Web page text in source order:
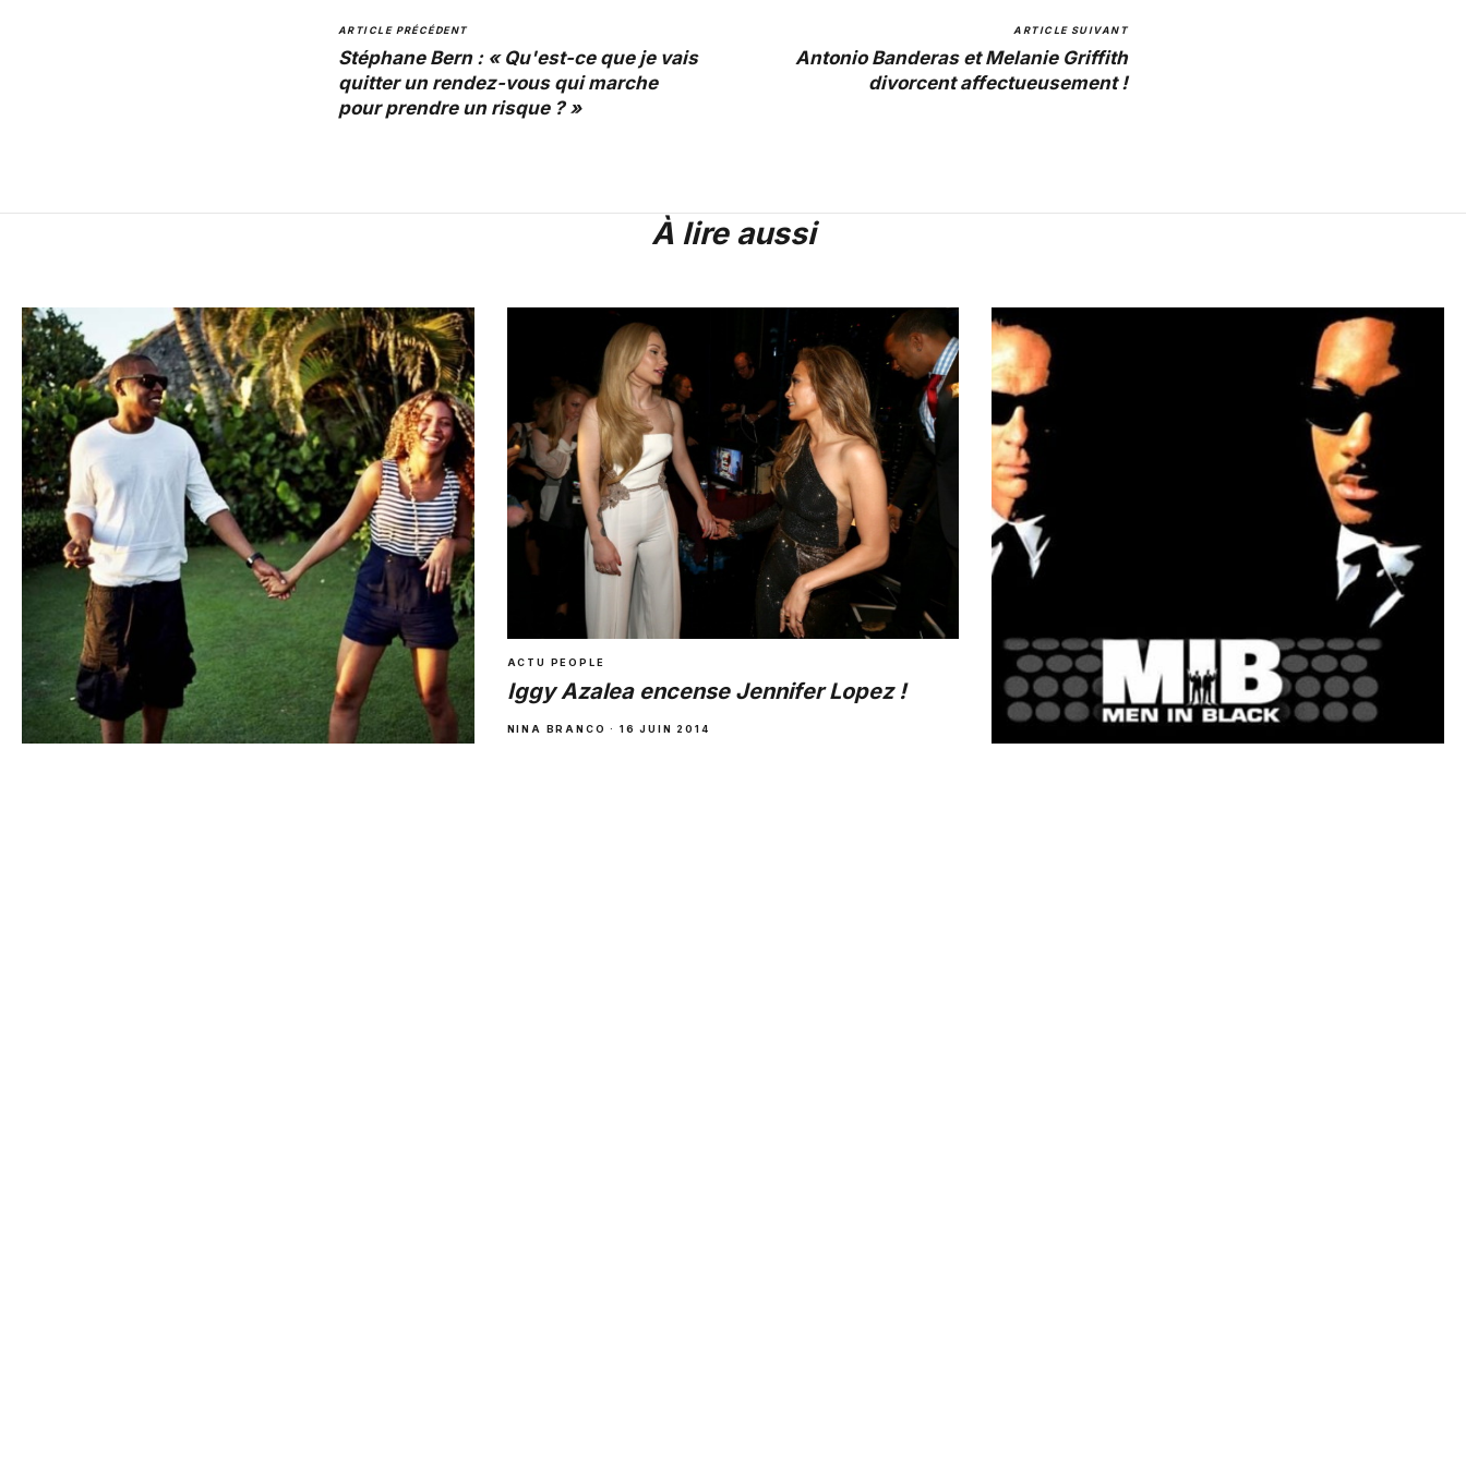
ARTICLE PRÉCÉDENT
Stéphane Bern : « Qu'est-ce que je vais
quitter un rendez-vous qui marche
pour prendre un risque ? »
ARTICLE SUIVANT
Antonio Banderas et Melanie Griffith
divorcent affectueusement !
À lire aussi
ACTU PEOPLE
Iggy Azalea encense Jennifer Lopez !
NINA BRANCO · 16 JUIN 2014